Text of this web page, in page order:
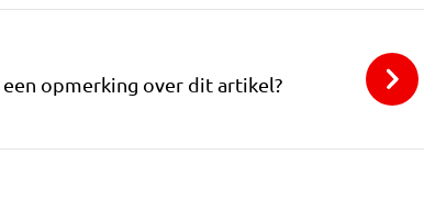
opmerking over dit artikel?